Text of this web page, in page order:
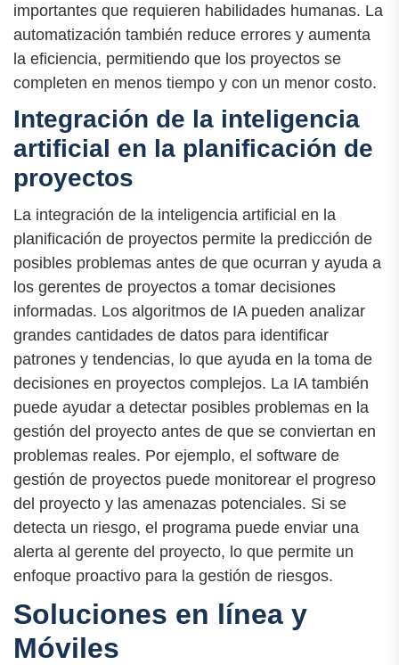
importantes que requieren habilidades humanas. La
automatización también reduce errores y aumenta
la eficiencia, permitiendo que los proyectos se
completen en menos tiempo y con un menor costo.
Integración de la inteligencia
artificial en la planificación de
proyectos
La integración de la inteligencia artificial en la
planificación de proyectos permite la predicción de
posibles problemas antes de que ocurran y ayuda a
los gerentes de proyectos a tomar decisiones
informadas. Los algoritmos de IA pueden analizar
grandes cantidades de datos para identificar
patrones y tendencias, lo que ayuda en la toma de
decisiones en proyectos complejos. La IA también
puede ayudar a detectar posibles problemas en la
gestión del proyecto antes de que se conviertan en
problemas reales. Por ejemplo, el software de
gestión de proyectos puede monitorear el progreso
del proyecto y las amenazas potenciales. Si se
detecta un riesgo, el programa puede enviar una
alerta al gerente del proyecto, lo que permite un
enfoque proactivo para la gestión de riesgos.
Soluciones en línea y
Móviles